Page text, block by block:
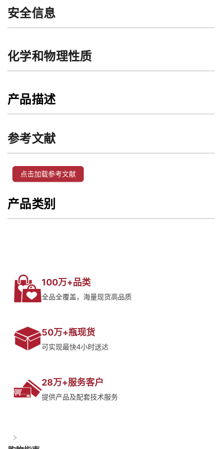
安全信息
化学和物理性质
产品描述
参考文献
点击加载参考文献
产品类别
100万+品类
全品全覆盖，海量现货高品质
50万+瓶现货
可实现最快4小时送达
28万+服务客户
提供产品及配套技术服务